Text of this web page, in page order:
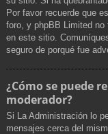
Por favor recuerde que
foro, y phpBB Limited no
en este sitio.
seguro de porqué fue
¿Cómo se puede
moderador?
Si La Administración lo
mensajes cerca del